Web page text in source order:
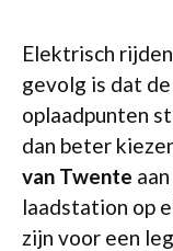
Elektrisch
gevolg is dat
oplaadpunten
dan beter
van Twente
laadstation op
zijn voor een